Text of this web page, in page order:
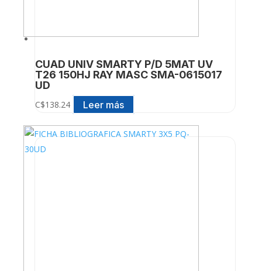
CUAD UNIV SMARTY P/D 5MAT UV
T26 150HJ RAY MASC SMA-0615017
UD
C$138.24 Leer más